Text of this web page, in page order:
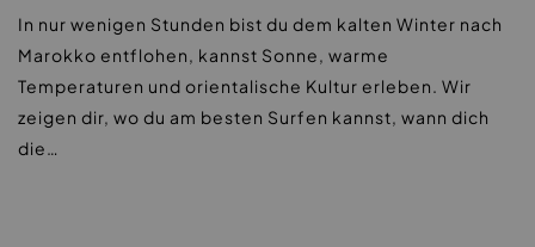
In nur wenigen Stunden bist du dem kalten Winter nach
Marokko entflohen, kannst Sonne, warme
Temperaturen und orientalische Kultur erleben. Wir
zeigen dir, wo du am besten Surfen kannst, wann dich
die…